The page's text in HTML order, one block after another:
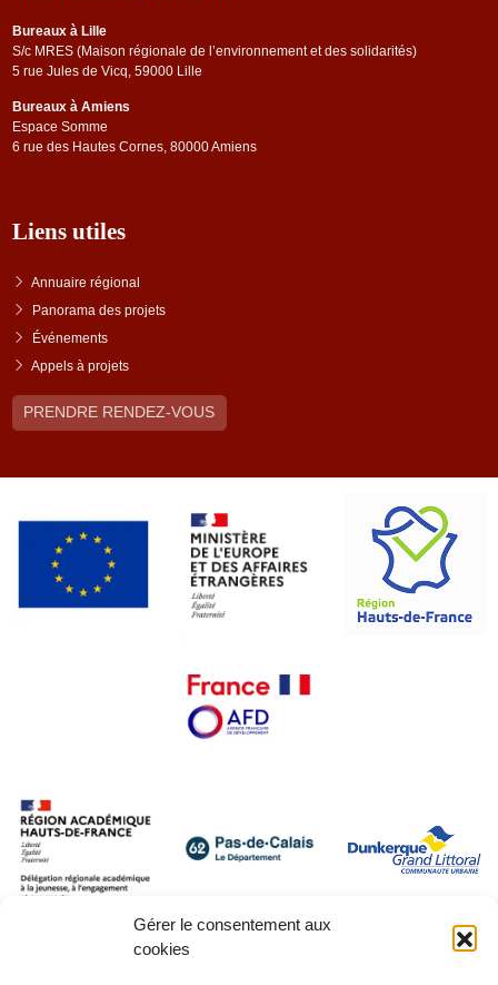
Gérer le consentement aux
cookies
Bureaux à Lille
S/c MRES (Maison régionale de l’environnement et des solidarités)
5 rue Jules de Vicq, 59000 Lille
Bureaux à Amiens
Espace Somme
6 rue des Hautes Cornes, 80000 Amiens
Liens utiles
Annuaire régional
Panorama des projets
Événements
Appels à projets
PRENDRE RENDEZ-VOUS